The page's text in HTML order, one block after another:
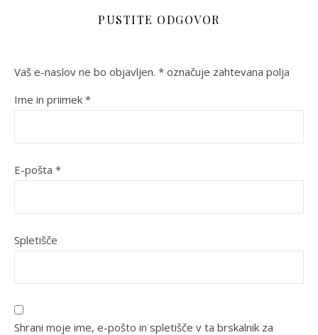
PUSTITE ODGOVOR
Vaš e-naslov ne bo objavljen. * označuje zahtevana polja
Ime in priimek *
E-pošta *
Spletišče
Shrani moje ime, e-pošto in spletišče v ta brskalnik za